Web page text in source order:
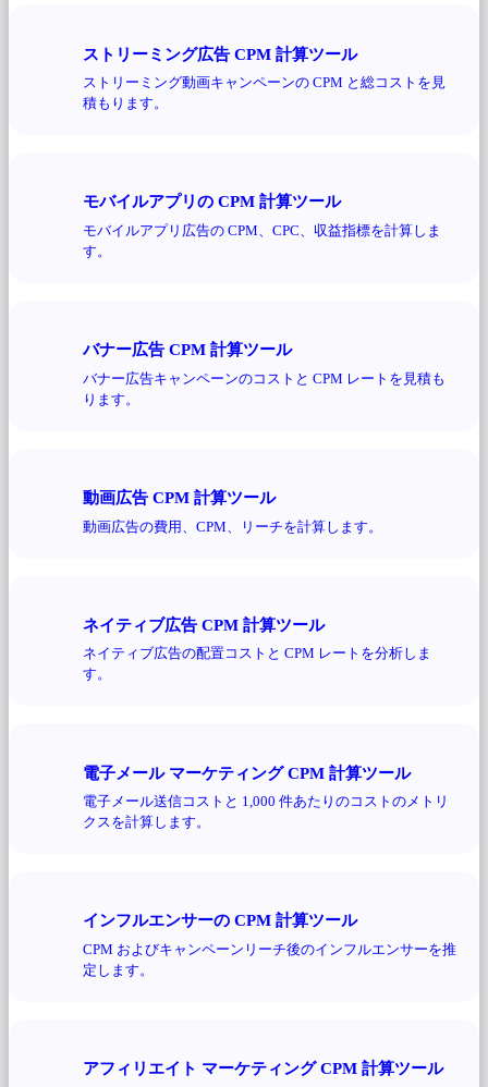
ストリーミング広告 CPM 計算ツール
ストリーミング動画キャンペーンの CPM と総コストを見
積もります。
モバイルアプリの CPM 計算ツール
モバイルアプリ広告の CPM、CPC、収益指標を計算しま
す。
バナー広告 CPM 計算ツール
バナー広告キャンペーンのコストと CPM レートを見積も
ります。
動画広告 CPM 計算ツール
動画広告の費用、CPM、リーチを計算します。
ネイティブ広告 CPM 計算ツール
ネイティブ広告の配置コストと CPM レートを分析しま
す。
電子メール マーケティング CPM 計算ツール
電子メール送信コストと 1,000 件あたりのコストのメトリ
クスを計算します。
インフルエンサーの CPM 計算ツール
CPM およびキャンペーンリーチ後のインフルエンサーを推
定します。
アフィリエイト マーケティング CPM 計算ツール